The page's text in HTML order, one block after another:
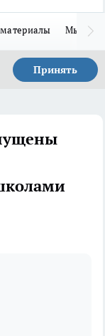
Мы в
Принять